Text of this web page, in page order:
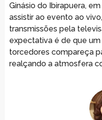
Ginásio do Ibirapuera,
assistir ao evento ao
transmissões pela
expectativa é de que
torcedores compareça
realçando a atmosfera